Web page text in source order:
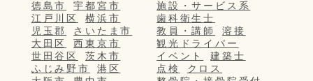
徳島市
宇都宮市
江戸川区
横浜市
児玉郡
さいたま市
大田区
西東京市
世田谷区
茨木市
ふじみ野市
港区
施設・サービス系
歯科衛生士
教員・講師
溶接
観光ドライバー
イベント
建築士
点検
クロス